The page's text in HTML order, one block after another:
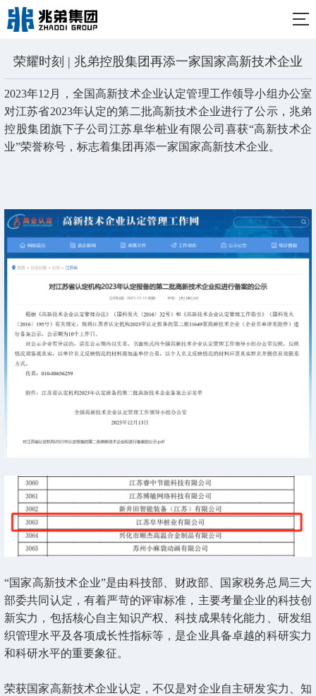
荣耀时刻 | 兆弟控股集团再添一家国家高新技术企业
2023年12月，全国高新技术企业认定管理工作领导小组办公室
对江苏省2023年认定的第二批高新技术企业进行了公示，兆弟
控股集团旗下子公司江苏阜华桩业有限公司喜获“高新技术企
业”荣誉称号，标志着集团再添一家国家高新技术企业。
“国家高新技术企业”是由科技部、财政部、国家税务总局三大
部委共同认定，有着严苛的评审标准，主要考量企业的科技创
新实力，包括核心自主知识产权、科技成果转化能力、研发组
织管理水平及各项成长性指标等，是企业具备卓越的科研实力
和科研水平的重要象征。
荣获国家高新技术企业认定，不仅是对企业自主研发实力、知